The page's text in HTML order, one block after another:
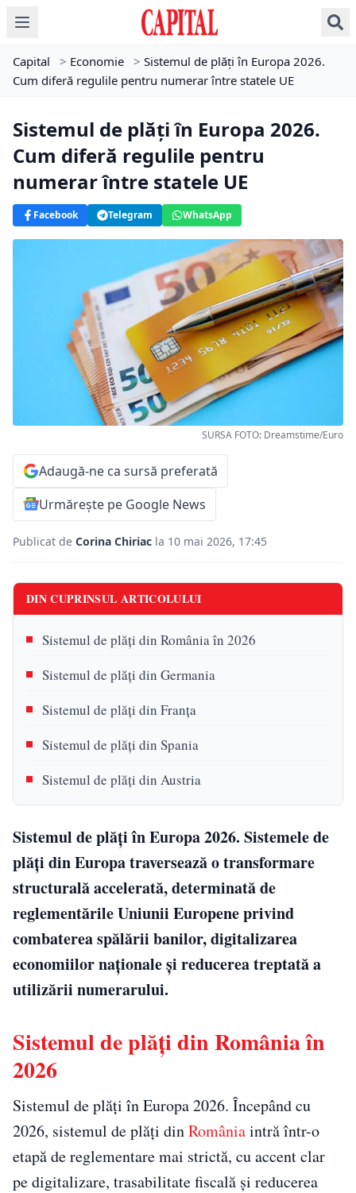
Capital > Economie > Sistemul de plăți în Europa 2026.
Cum diferă regulile pentru numerar între statele UE
Sistemul de plăți în Europa 2026.
Cum diferă regulile pentru
numerar între statele UE
Facebook Telegram WhatsApp
SURSA FOTO: Dreamstime/Euro
Adaugă-ne ca sursă preferată
Urmărește pe Google News
Publicat de Corina Chiriac la 10 mai 2026, 17:45
DIN CUPRINSUL ARTICOLULUI
Sistemul de plăți din România în 2026
Sistemul de plăți din Germania
Sistemul de plăți din Franța
Sistemul de plăți din Spania
Sistemul de plăți din Austria
Sistemul de plăți în Europa 2026. Sistemele de
plăți din Europa traversează o transformare
structurală accelerată, determinată de
reglementările Uniunii Europene privind
combaterea spălării banilor, digitalizarea
economiilor naționale și reducerea treptată a
utilizării numerarului.
Sistemul de plăți din România în
2026
Sistemul de plăți în Europa 2026. Începând cu
2026, sistemul de plăți dinRomâniaintră într-o
etapă de reglementare mai strictă, cu accent clar
pe digitalizare, trasabilitate fiscală și reducerea